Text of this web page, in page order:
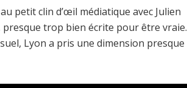
petit clin d’œil médiatique avec Julien
trop bien écrite pour être vraie.
Lyon a pris une dimension presque